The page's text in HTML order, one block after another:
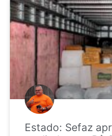
Estado: Sefaz